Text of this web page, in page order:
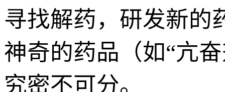
寻找解药，研发新的
神奇的药品（如“亢
究密不可分。